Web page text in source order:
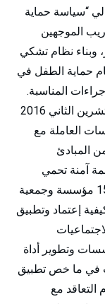
“سياسة حماية
الموجهين
وبناء نظام تشكي
حماية الطفل في
المناسبة.
وأطلقت وزارة الشؤون اجتماعية بتاريخ 14 تشرين الثاني 2016
العاملة مع
المبادئ
آمنة تحمي
الاطفال داخلها. وقد تمّ تدريب ما يزيد عن 150 مؤسسة وجمعية
إعتماد وتطبيق
وتطوير أداة
في ما خص تطبيق
مع